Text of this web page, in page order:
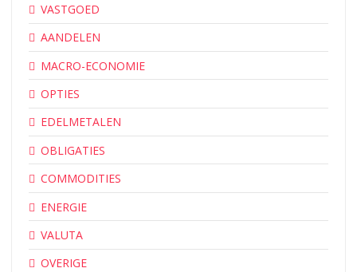
VASTGOED
AANDELEN
MACRO-ECONOMIE
OPTIES
EDELMETALEN
OBLIGATIES
COMMODITIES
ENERGIE
VALUTA
OVERIGE